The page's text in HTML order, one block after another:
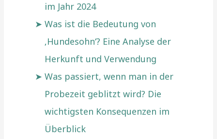
im Jahr 2024
Was ist die Bedeutung von
‚Hundesohn‘? Eine Analyse der
Herkunft und Verwendung
Was passiert, wenn man in der
Probezeit geblitzt wird? Die
wichtigsten Konsequenzen im
Überblick